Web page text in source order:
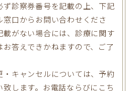
ず診察券番号を記載の上、下記
口からお問い合わせくださ
載がない場合には、診療に関す
答えできかねますので、ご了
・キャンセルについては、予約
致します。お電話ならびにこち